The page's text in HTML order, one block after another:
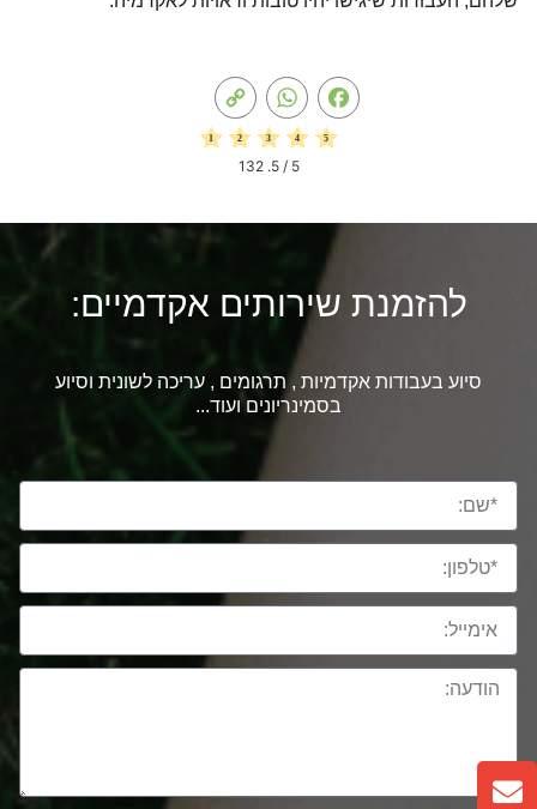
Facebook
WhatsApp
5
/ 5.
132
להזמנת שירותים אקדמיים:
סיוע בעבודות אקדמיות , תרגומים , עריכה לשונית וסיוע
בסמינריונים ועוד...